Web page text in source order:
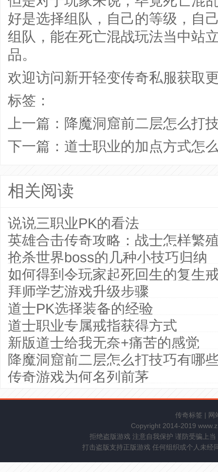
好是选择组队，自己的等级，自
组队，能在死亡混战玩法当中站
品。
欢迎访问新开轻变传奇私服获取
标签：
上一篇： 降魔洞窟前二层怎么打
下一篇： 道士职业的加点方式怎
相关阅读
说说三职业PK的看法
英雄合击传奇攻略：战士怎样繁
抢杀世界boss的几种小技巧归纳
如何得到令玩家起死回生的复生
拜师学艺游戏升级步骤
道士PK选择装备的经验
道士职业专属戒指获得方式
新版道士给我无奈+痛苦的感觉
降魔洞窟前二层怎么打技巧有哪
传奇游戏为何名列前茅
传奇标签 | 网
Copyright 2014-2019
拒绝盗版游戏 注意自我保护 谨防受骗上
打击盗版支持正版游戏 任何组织或个人未经